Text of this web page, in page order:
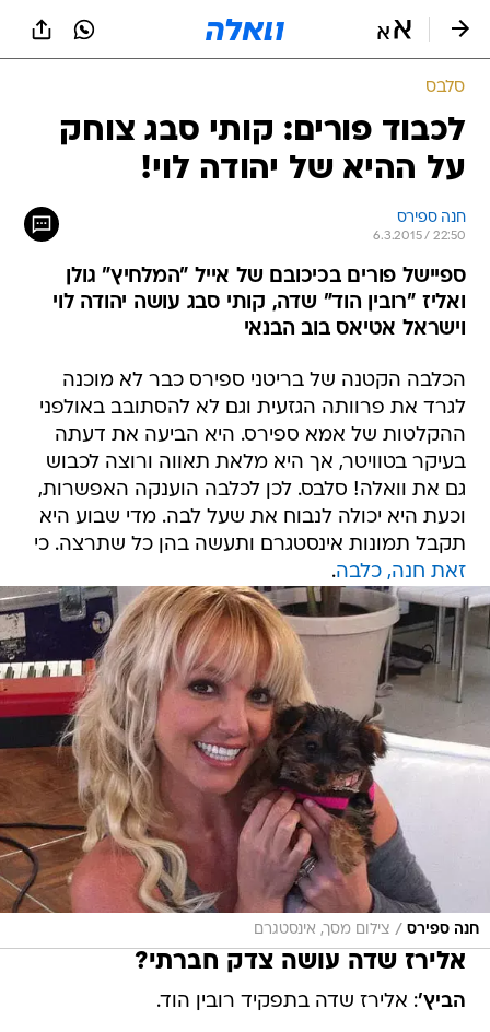
סלבס
לכבוד פורים: קותי סבג צוחק
על ההיא של יהודה לוי!
חנה ספירס
6.3.2015 / 22:50
ספיישל פורים בכיכובם של אייל "המלחיץ" גולן
ואליז "רובין הוד" שדה, קותי סבג עושה יהודה לוי
וישראל אטיאס בוב הבנאי
הכלבה הקטנה של בריטני ספירס כבר לא מוכנה
לגרד את פרוותה הגזעית וגם לא להסתובב באולפני
ההקלטות של אמא ספירס. היא הביעה את דעתה
בעיקר בטוויטר, אך היא מלאת תאווה ורוצה לכבוש
גם את וואלה! סלבס. לכן לכלבה הוענקה האפשרות,
וכעת היא יכולה לנבוח את שעל לבה. מדי שבוע היא
תקבל תמונות אינסטגרם ותעשה בהן כל שתרצה. כי
זאת חנה, כלבה.
חנה ספירס / צילום מסך, אינסטגרם
אלירז שדה עושה צדק חברתי?
הביץ': אלירז שדה בתפקיד רובין הוד.